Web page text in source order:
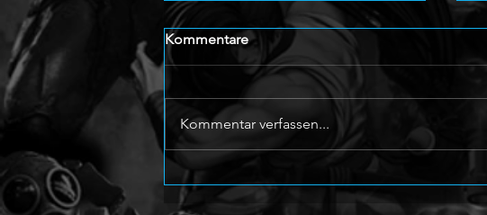
Ghost Recon Wildlands erhält
Last Rites, 4K/60fps Update
Kommentare
Kommentar verfassen...